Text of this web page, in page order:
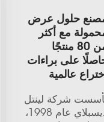
حلول عرض
مع أكثر
من 80 منتجًا
على براءات
عالمية
شركة لينتل
ديسبلاي عام 1998،